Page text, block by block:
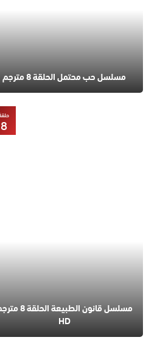
مسلسل حب محتمل الحلقة 8 مترجم
مسلسل قانون الطبيعة
HD
8